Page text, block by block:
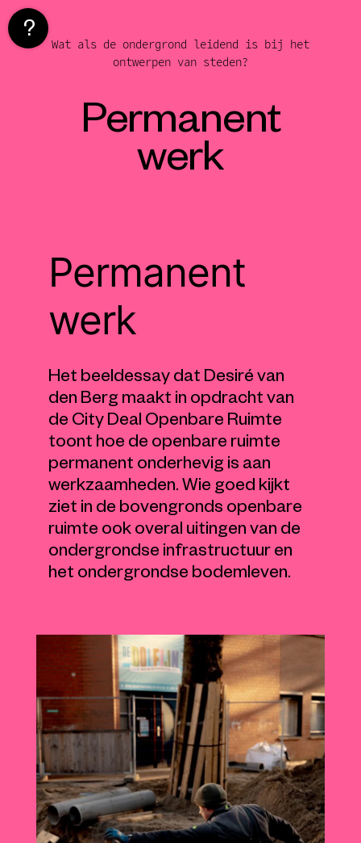
Naar
de
inhoud
Wat als de ondergrond leidend is bij het
ontwerpen van steden?
Permanent
werk
Permanent
werk
Het beeldessay dat Desiré van
den Berg maakt in opdracht van
de City Deal Openbare Ruimte
toont hoe de openbare ruimte
permanent onderhevig is aan
werkzaamheden. Wie goed kijkt
ziet in de bovengronds openbare
ruimte ook overal uitingen van de
ondergrondse infrastructuur en
het ondergrondse bodemleven.